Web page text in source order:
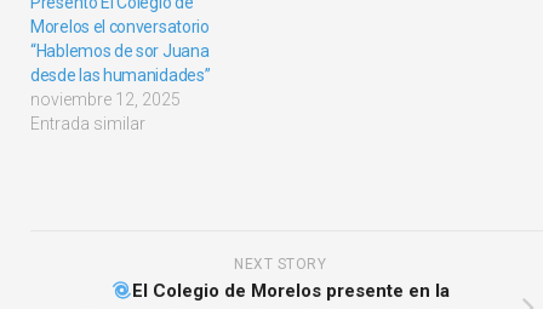
Morelos el conversatorio
“Hablemos de sor Juana
desde las humanidades”
noviembre 12, 2025
Entrada similar
NEXT STORY
El Colegio de Morelos presente en la